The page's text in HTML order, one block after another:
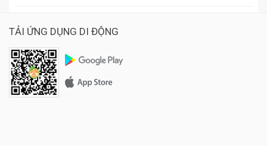
Giá: 600.000 đồng - 1.500.000 đồng/tùy size
TẢI ỨNG DỤNG DI ĐỘNG